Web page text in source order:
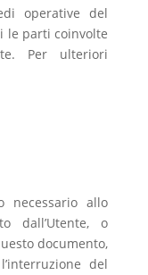
operative del
le parti coinvolte
Per ulteriori
allo
dall’Utente, o
documento,
del